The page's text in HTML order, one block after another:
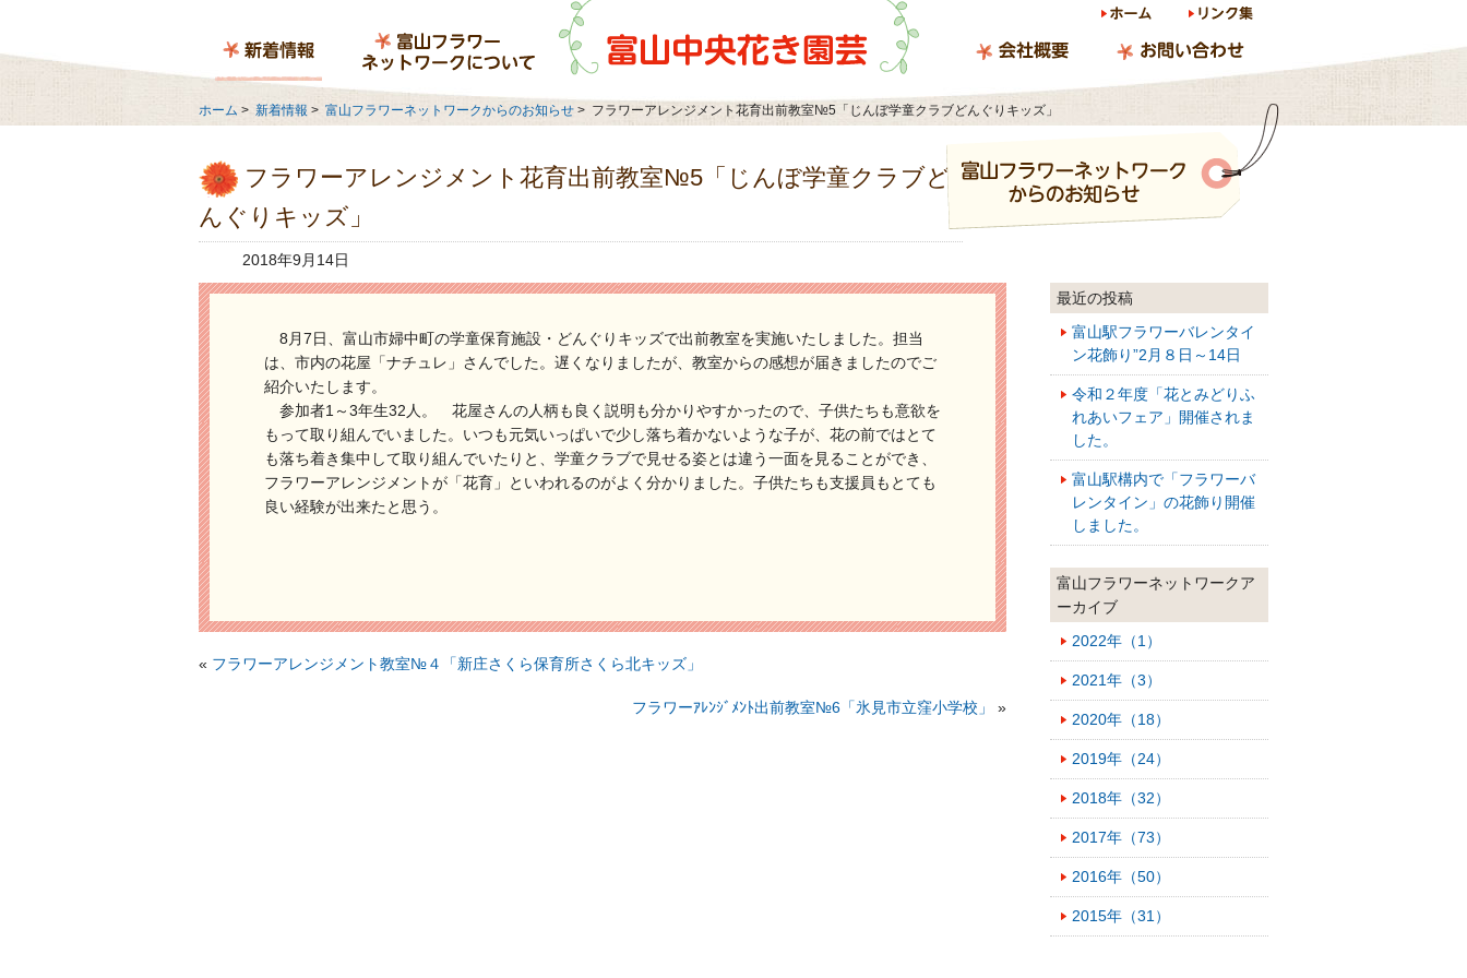
ホーム > 新着情報 > 富山フラワーネットワークからのお知らせ > フラワーアレンジメント花育出前教室№5「じんぼ学童クラブどんぐりキッズ」
フラワーアレンジメント花育出前教室№5「じんぼ学童クラブど
んぐりキッズ」
2018年9月14日
8月7日、富山市婦中町の学童保育施設・どんぐりキッズで出前教室を実施いたしました。担当
は、市内の花屋「ナチュレ」さんでした。遅くなりましたが、教室からの感想が届きましたのでご
紹介いたします。
参加者1～3年生32人。 花屋さんの人柄も良く説明も分かりやすかったので、子供たちも意欲を
もって取り組んでいました。いつも元気いっぱいで少し落ち着かないような子が、花の前ではとて
も落ち着き集中して取り組んでいたりと、学童クラブで見せる姿とは違う一面を見ることができ、
フラワーアレンジメントが「花育」といわれるのがよく分かりました。子供たちも支援員もとても
良い経験が出来たと思う。
« フラワーアレンジメント教室№４「新庄さくら保育所さくら北キッズ」
フラワーｱﾚﾝｼﾞﾒﾝﾄ出前教室№6「氷見市立窪小学校」 »
最近の投稿
富山駅フラワーバレンタイ
ン花飾り”2月８日～14日
令和２年度「花とみどりふ
れあいフェア」開催されま
した。
富山駅構内で「フラワーバ
レンタイン」の花飾り開催
しました。
富山フラワーネットワークア
ーカイブ
2022年（1）
2021年（3）
2020年（18）
2019年（24）
2018年（32）
2017年（73）
2016年（50）
2015年（31）